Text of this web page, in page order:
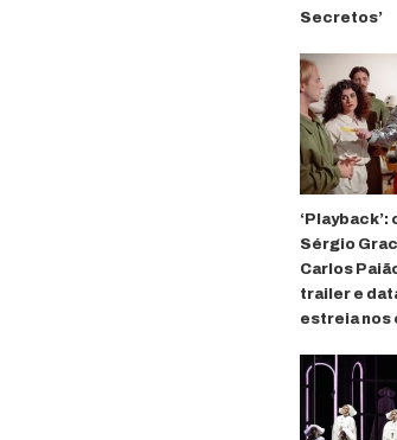
Secretos’
‘Playback’:
Sérgio
Carlos
trailer e
estreia nos